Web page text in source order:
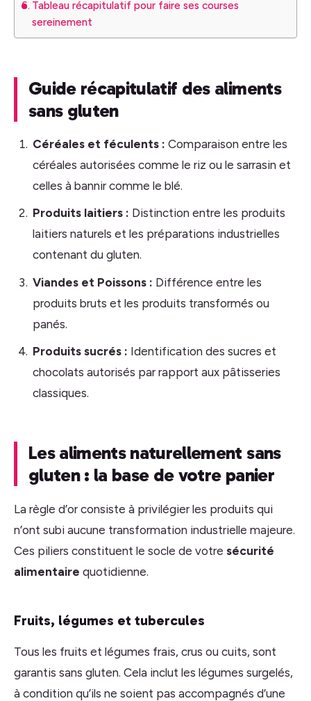
Tableau récapitulatif pour faire ses courses
sereinement
Guide récapitulatif des aliments
sans gluten
Céréales et féculents : Comparaison entre les
céréales autorisées comme le riz ou le sarrasin et
celles à bannir comme le blé.
Produits laitiers : Distinction entre les produits
laitiers naturels et les préparations industrielles
contenant du gluten.
Viandes et Poissons : Différence entre les
produits bruts et les produits transformés ou
panés.
Produits sucrés : Identification des sucres et
chocolats autorisés par rapport aux pâtisseries
classiques.
Les aliments naturellement sans
gluten : la base de votre panier
La règle d’or consiste à privilégier les produits qui
n’ont subi aucune transformation industrielle majeure.
Ces piliers constituent le socle de votre sécurité
alimentaire quotidienne.
Fruits, légumes et tubercules
Tous les fruits et légumes frais, crus ou cuits, sont
garantis sans gluten. Cela inclut les légumes surgelés,
à condition qu’ils ne soient pas accompagnés d’une